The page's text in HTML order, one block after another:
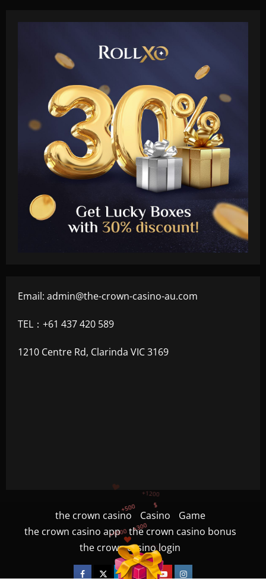
Email: admin@the-crown-casino-au.com
TEL：+61 437 420 589
1210 Centre Rd, Clarinda VIC 3169
the crown casino Casino
Game
the crown casino app
the crown casino bonus
the crown casino login
Facebook
TwitterLinkedin
VK YoutubeInstagram
+300
+1200
+750
$